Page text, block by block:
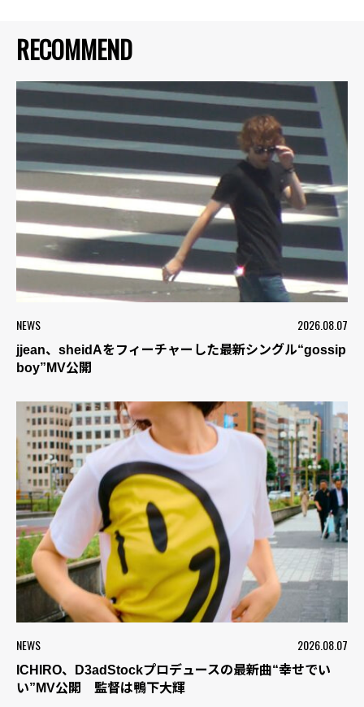
RECOMMEND
NEWS 2026.08.07
jjean、sheidAをフィーチャーした最新シングル“gossip
boy”MV公開
NEWS 2026.08.07
ICHIRO、D3adStockプロデュースの最新曲“幸せでい
い”MV公開 監督は鴨下大輝